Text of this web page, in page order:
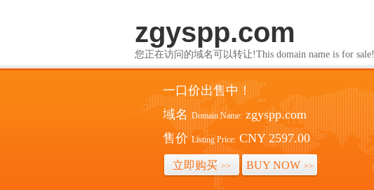
zgyspp.com
您正在访问的域名可以转让!This domain name is for sale!
一口价出售中！
域名 Domain Name: zgyspp.com
售价 Listing Price: CNY 2597.00
立即购买 >> BUY NOW >>